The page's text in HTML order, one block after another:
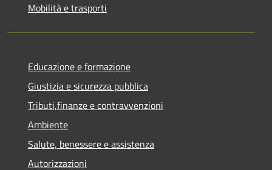
Mobilità e trasporti
Educazione e formazione
Giustizia e sicurezza pubblica
Tributi,finanze e contravvenzioni
Ambiente
Salute, benessere e assistenza
Autorizzazioni